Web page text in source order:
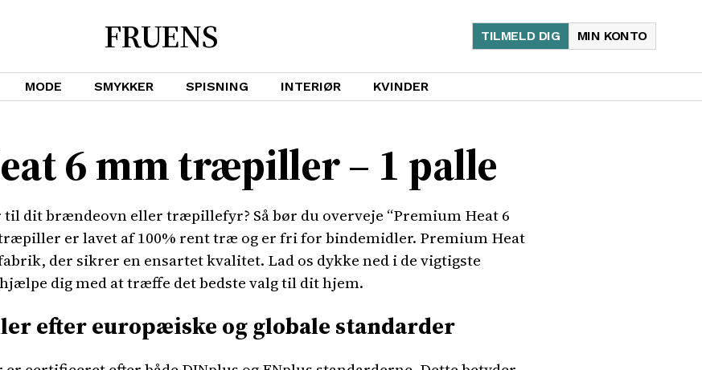
FRUENS MIN KONTO
TILMELD DIG
MODE SMYKKER SPISNING INTERIØR KVINDER
6 mm træpiller – 1 palle
dit brændeovn eller træpillefyr? Så bør du overveje “Premium Heat 6
er lavet af 100% rent træ og er fri for bindemidler. Premium Heat
der sikrer en ensartet kvalitet. Lad os dykke ned i de vigtigste
dig med at træffe det bedste valg til dit hjem.
efter europæiske og globale standarder